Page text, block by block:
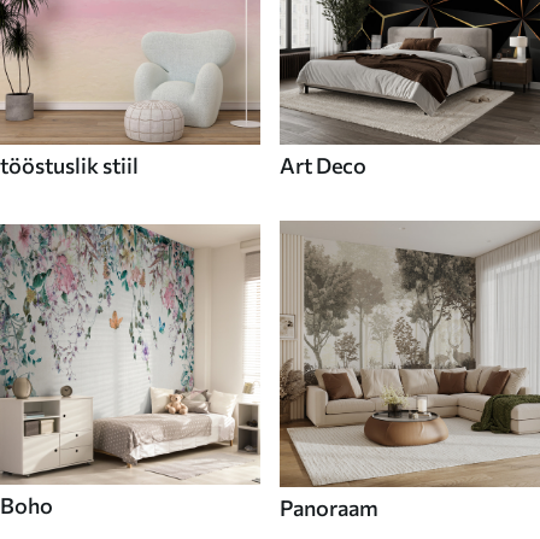
tööstuslik stiil Art Deco
Boho Panoraam